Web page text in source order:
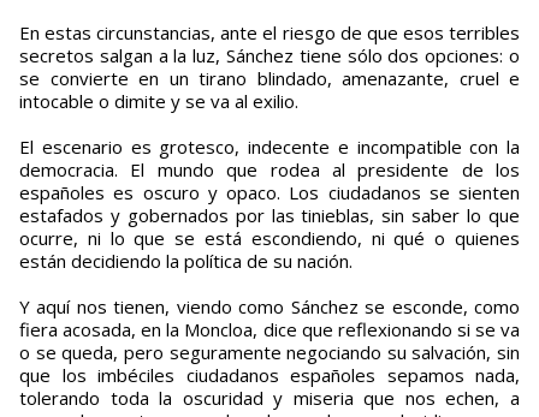
En estas circunstancias, ante el riesgo de que esos terribles
secretos salgan a la luz, Sánchez tiene sólo dos opciones: o
se convierte en un tirano blindado, amenazante, cruel e
intocable o dimite y se va al exilio.
El escenario es grotesco, indecente e incompatible con la
democracia. El mundo que rodea al presidente de los
españoles es oscuro y opaco. Los ciudadanos se sienten
estafados y gobernados por las tinieblas, sin saber lo que
ocurre, ni lo que se está escondiendo, ni qué o quienes
están decidiendo la política de su nación.
Y aquí nos tienen, viendo como Sánchez se esconde, como
fiera acosada, en la Moncloa, dice que reflexionando si se va
o se queda, pero seguramente negociando su salvación, sin
que los imbéciles ciudadanos españoles sepamos nada,
tolerando toda la oscuridad y miseria que nos echen, a